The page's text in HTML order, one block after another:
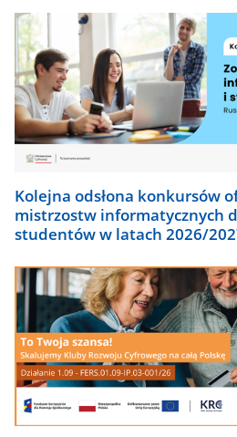
Kolejna odsłona konkursów
mistrzostw informatycznych
studentów w latach 2026/